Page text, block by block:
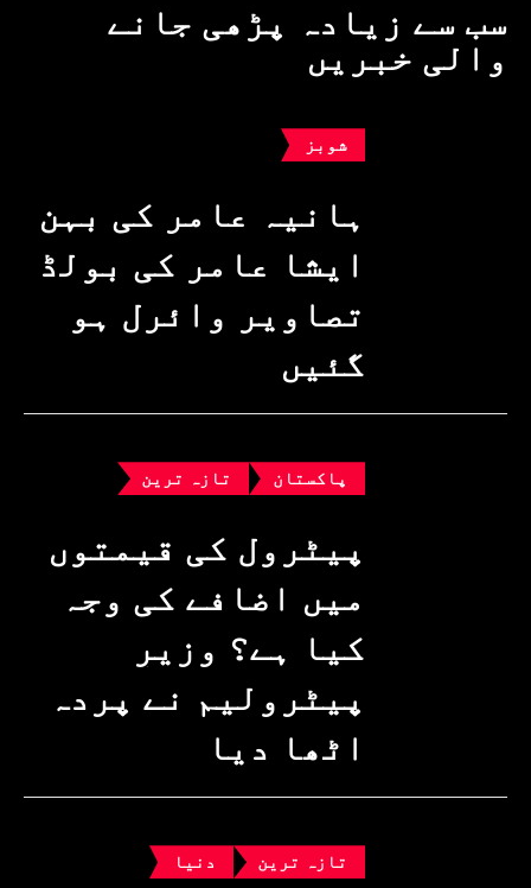
سب سے زیادہ پڑھی جانے
والی خبریں
شوبز
ہانیہ عامر کی بہن
ایشا عامر کی بولڈ
تصاویر وائرل ہو
گئیں
پاکستان تازہ ترین
پیٹرول کی قیمتوں
میں اضافے کی وجہ
کیا ہے؟ وزیرِ
پیٹرولیم نے پردہ
اٹھا دیا
تازہ ترین دنیا